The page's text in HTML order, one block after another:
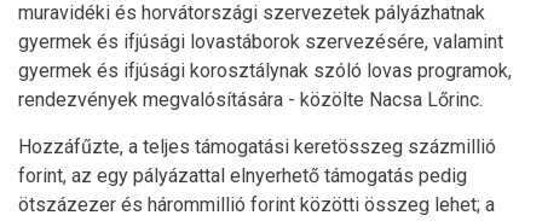
muravidéki és horvátországi szervezetek pályázhatnak
gyermek és ifjúsági lovastáborok szervezésére, valamint
gyermek és ifjúsági korosztálynak szóló lovas programok,
rendezvények megvalósítására - közölte Nacsa Lőrinc.
Hozzáfűzte, a teljes támogatási keretösszeg százmillió
forint, az egy pályázattal elnyerhető támogatás pedig
ötszázezer és hárommillió forint közötti összeg lehet; a